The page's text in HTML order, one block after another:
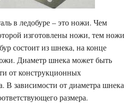
в ледобуре – это ножи. Чем
изготовлены ножи, тем ножи
состоит из шнека, на конце
Диаметр шнека может быть
от конструкционных
В зависимости от диаметра шнека
размера.